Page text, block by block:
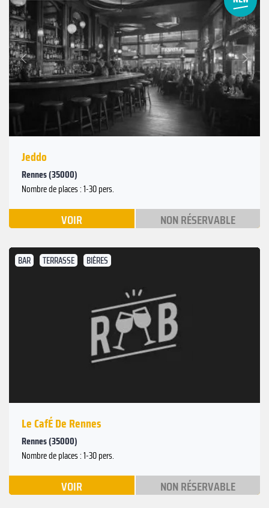
Précédent
Suivant
Jeddo
Rennes (35000)
Nombre de places : 1-30 pers.
VOIR NON RÉSERVABLE
BAR TERRASSE BIÈRES
Le CafÉ De Rennes
Rennes (35000)
Nombre de places : 1-30 pers.
VOIR NON RÉSERVABLE